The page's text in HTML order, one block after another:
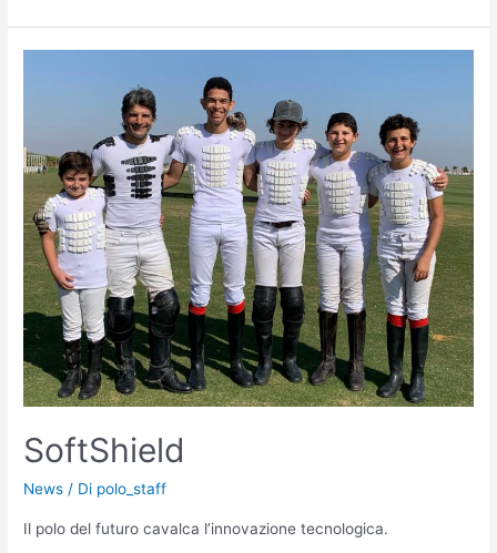
SoftShield
News / Di polo_staff
Il polo del futuro cavalca l’innovazione tecnologica.